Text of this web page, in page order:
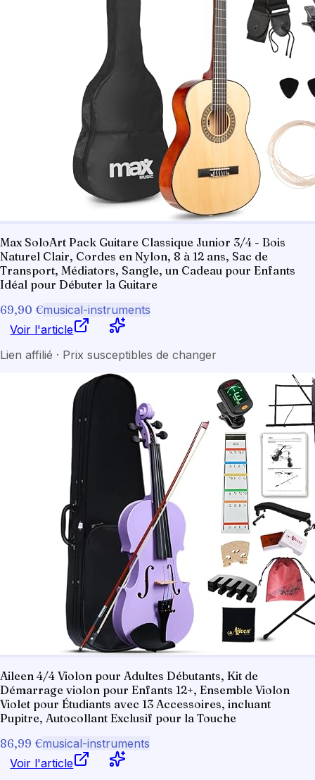
Max SoloArt Pack Guitare Classique Junior 3/4 - Bois
Naturel Clair, Cordes en Nylon, 8 à 12 ans, Sac de
Transport, Médiators, Sangle, un Cadeau pour Enfants
Idéal pour Débuter la Guitare
69,90 €musical-instruments
Voir l'article
Lien affilié · Prix susceptibles de changer
Aileen 4/4 Violon pour Adultes Débutants, Kit de
Démarrage violon pour Enfants 12+, Ensemble Violon
Violet pour Étudiants avec 13 Accessoires, incluant
Pupitre, Autocollant Exclusif pour la Touche
86,99 €musical-instruments
Voir l'article